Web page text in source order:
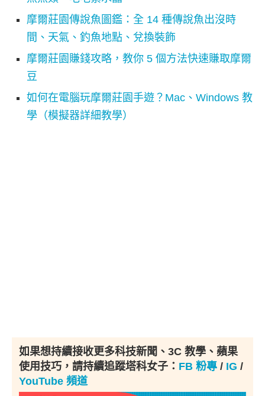
摩爾莊園傳說魚圖鑑：全 14 種傳說魚出沒時
間、天氣、釣魚地點、兌換裝飾
摩爾莊園賺錢攻略，教你 5 個方法快速賺取摩爾
豆
如何在電腦玩摩爾莊園手遊？Mac、Windows 教
學（模擬器詳細教學）
如果想持續接收更多科技新聞、3C 教學、蘋果
使用技巧，請持續追蹤塔科女子： FB 粉專 / IG /
YouTube 頻道